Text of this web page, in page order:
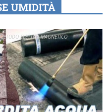
UMIDITÀ
ELETTRO MAGNETICO